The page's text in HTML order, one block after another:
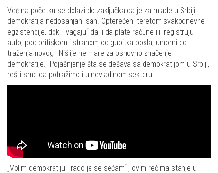
Već na početku se dolazi do zaključka da je za mlade u Srbiji
demokratija nedosanjani san. Opterećeni teretom svakodnevne
egzistencije, dok „ vagaju“ da li da plate račune ili registruju
auto, pod pritiskom i strahom od gubitka posla, umorni od
traženja novog, Nišlije ne mare za osnovno značenje
demokratije. Pojašnjenje šta se dešava sa demokratijom u Srbiji,
rešili smo da potražimo i u nevladinom sektoru.
„Volim demokratiju i rado je se sećam“ , ovim rečima stanje u